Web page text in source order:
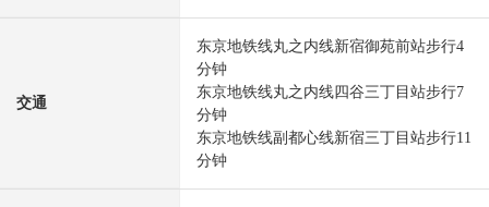
交通
东京地铁线丸之内线新宿御苑前站步行4
分钟
东京地铁线丸之内线四谷三丁目站步行7
分钟
东京地铁线副都心线新宿三丁目站步行11
分钟